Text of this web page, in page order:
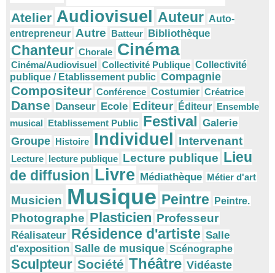
Atelier Audiovisuel Auteur Auto-
entrepreneur Autre Batteur Bibliothèque
Chanteur Chorale Cinéma
Cinéma/Audiovisuel Collectivité Publique Collectivité
publique / Etablissement public Compagnie
Compositeur Conférence Costumier Créatrice
Danse Danseur Ecole Editeur Éditeur Ensemble
musical Etablissement Public Festival Galerie
Groupe Histoire Individuel Intervenant
Lecture lecture publique Lecture publique Lieu
de diffusion Livre Médiathèque Métier d'art
Musicien Musique Peintre Peintre.
Photographe Plasticien Professeur
Réalisateur Résidence d'artiste Salle
d'exposition Salle de musique Scénographe
Sculpteur Société Théâtre Vidéaste